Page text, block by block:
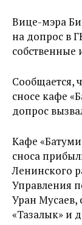
Вице-мэра
на допрос в
собственные
Сообщается,
сносе кафе
допрос
Кафе
сноса
Ленинского
Управления
Уран Мусаев,
«Тазалык» и